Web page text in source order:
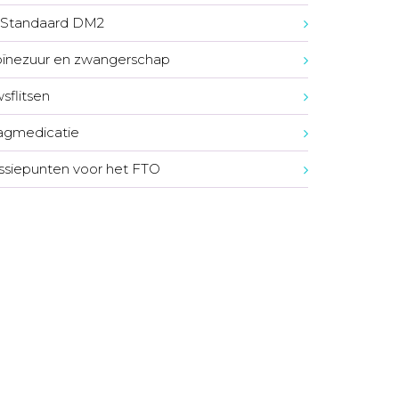
DM2
en zwangerschap
voor het FTO